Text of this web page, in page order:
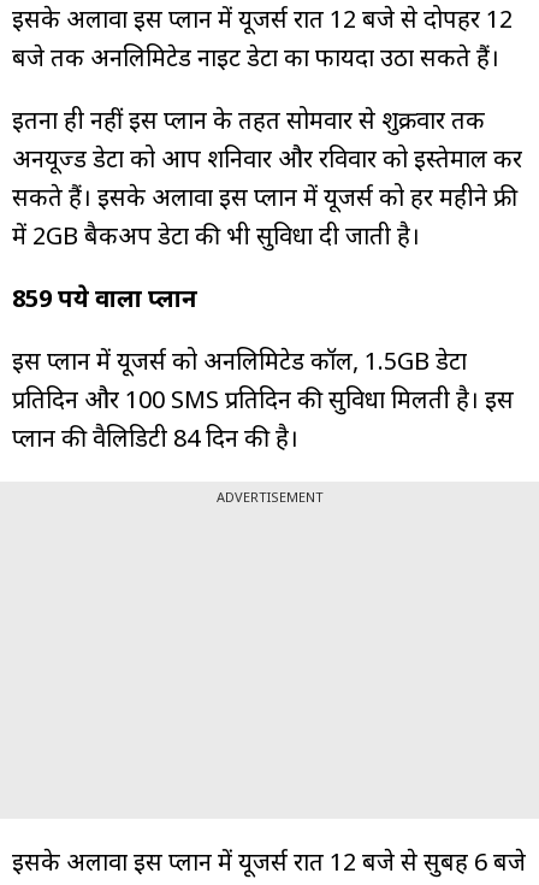
इसके अलावा इस प्लान में यूजर्स रात 12 बजे से दोपहर 12
बजे तक अनलिमिटेड नाइट डेटा का फायदा उठा सकते हैं।
इतना ही नहीं इस प्लान के तहत सोमवार से शुक्रवार तक
अनयूज्ड डेटा को आप शनिवार और रविवार को इस्तेमाल कर
सकते हैं। इसके अलावा इस प्लान में यूजर्स को हर महीने फ्री
में 2GB बैकअप डेटा की भी सुविधा दी जाती है।
859 रुपये वाला प्लान
इस प्लान में यूजर्स को अनलिमिटेड कॉल, 1.5GB डेटा
प्रतिदिन और 100 SMS प्रतिदिन की सुविधा मिलती है। इस
प्लान की वैलिडिटी 84 दिन की है।
ADVERTISEMENT
इसके अलावा इस प्लान में यूजर्स रात 12 बजे से सुबह 6 बजे